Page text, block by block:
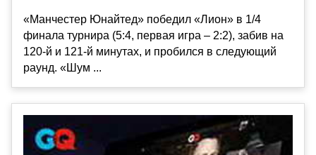
«Манчестер Юнайтед» победил «Лион» в 1/4
финала турнира (5:4, первая игра – 2:2), забив на
120-й и 121-й минутах, и пробился в следующий
раунд. «Шум ...